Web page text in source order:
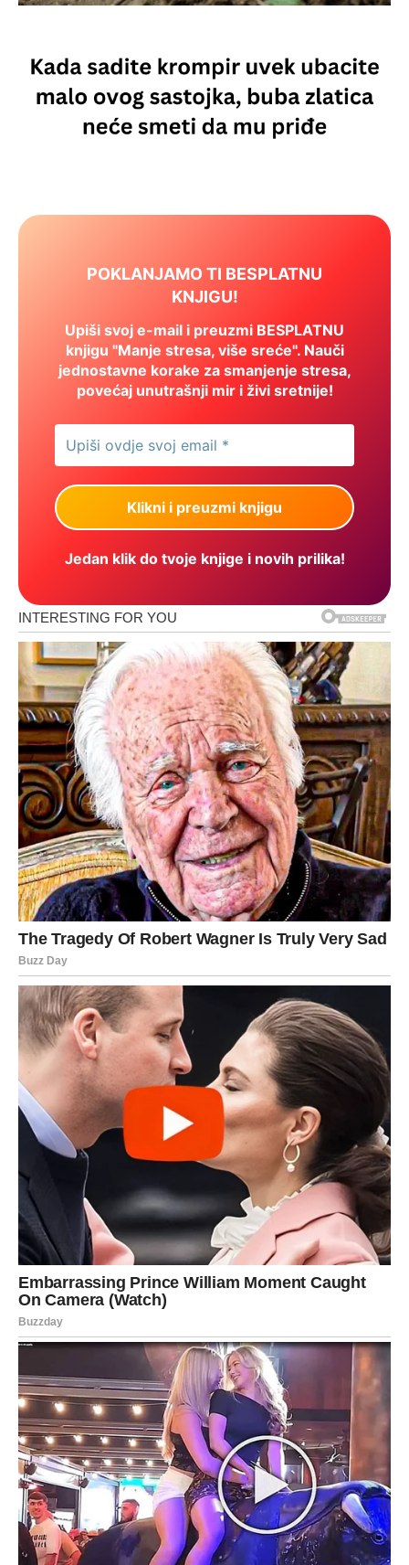
POKLANJAMO TI BESPLATNU
KNJIGU!
Upiši svoj e-mail i preuzmi BESPLATNU
knjigu "Manje stresa, više sreće". Nauči
jednostavne korake za smanjenje stresa,
povećaj unutrašnji mir i živi sretnije!
Jedan klik do tvoje knjige i novih prilika!